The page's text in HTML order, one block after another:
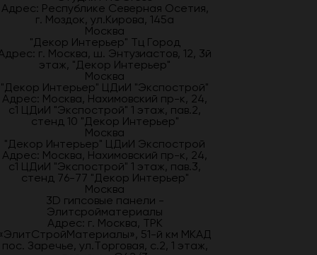
Адрес: Республике Северная Осетия,
г. Моздок, ул.Кирова, 145а
Москва
"Декор Интерьер" Тц Город
г. Москва, ш. Энтузиастов, 12, 3й
этаж, "Декор Интерьер"
Москва
"Декор Интерьер" ЦДиИ "Экспострой"
Адрес: Москва, Нахимовский пр-к, 24,
с1 ЦДиИ "Экспострой" 1 этаж, пав.2,
стенд 10 "Декор Интерьер"
Москва
"Декор Интерьер" ЦДиИ Экспострой
Адрес: Москва, Нахимовский пр-к, 24,
с1 ЦДиИ "Экспострой" 1 этаж, пав.3,
стенд 76-77 "Декор Интерьер"
Москва
3D гипсовые панели -
Элитсройматериалы
Адрес: г. Москва, ТРК
51-й км МКАД
пос. Заречье, ул.Торговая, с.2, 1 этаж,